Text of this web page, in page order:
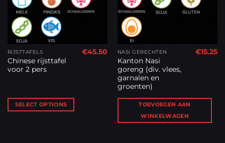
RIJSTTAFELS
Chinese rijsttafel
voor 2 pers
€45.50
SELECT OPTIONS
NASI GERECHTEN
Kanton Nasi
goreng (div. vlees,
garnalen en
groenten)
€15.25
TOEVOEGEN AAN
WINKELWAGEN